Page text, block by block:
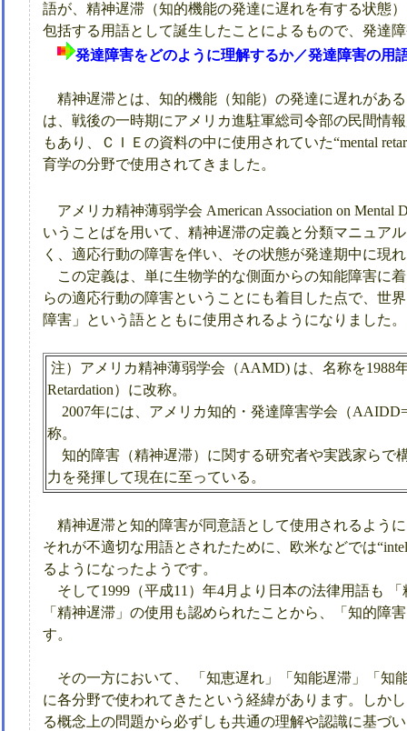
語が、精神遅滞（知的機能の発達に遅れを有する状態
包括する用語として誕生したことによるもので、発達
発達障害をどのように理解するか／発達障害の用
精神遅滞とは、知的機能（知能）の発達に遅れがあ
は、戦後の一時期にアメリカ進駐軍総司令部の民間情
もあり、ＣＩＥの資料の中に使用されていた“mental
育学の分野で使用されてきました。
アメリカ精神薄弱学会 American Association on Mental
いうことばを用いて、精神遅滞の定義と分類マニュア
く、適応行動の障害を伴い、その状態が発達期中に現
この定義は、単に生物学的な側面からの知能障害に
らの適応行動の障害ということにも着目した点で、世
障害」という語とともに使用されるようになりました。
注）アメリカ精神薄弱学会（AAMD) は、名称を1988
Retardation）に改称。
2007年には、アメリカ知的・発達障害学会（
称。
知的障害（精神遅滞）に関する研究者や実践家らで
力を発揮して現在に至っている。
精神遅滞と知的障害が同意語として使用されるよう
それが不適切な用語とされたために、欧米などでは
るようになったようです。
そして1999（平成11）年4月より日本の法律用語も
「精神遅滞」の使用も認められたことから、「知的障
す。
その一方において、 「知恵遅れ」「知能遅滞」「知
に各分野で使われてきたという経緯があります。しか
る概念上の問題から必ずしも共通の理解や認識に基づ